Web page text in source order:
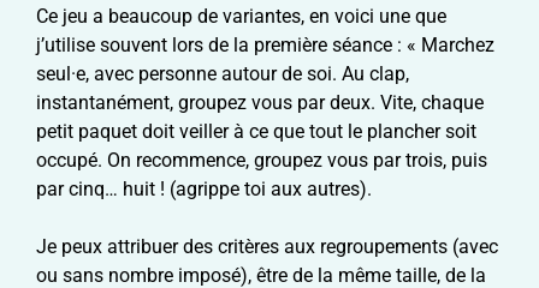
Ce jeu a beaucoup de variantes, en voici une que
j’utilise souvent lors de la première séance : « Marchez
seul·e, avec personne autour de soi. Au clap,
instantanément, groupez vous par deux. Vite, chaque
petit paquet doit veiller à ce que tout le plancher soit
occupé. On recommence, groupez vous par trois, puis
par cinq… huit ! (agrippe toi aux autres).
Je peux attribuer des critères aux regroupements (avec
ou sans nombre imposé), être de la même taille, de la